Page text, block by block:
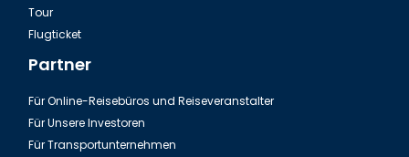
Tour
Flugticket
Partner
Für Online-Reisebüros und Reiseveranstalter
Für Unsere Investoren
Für Transportunternehmen